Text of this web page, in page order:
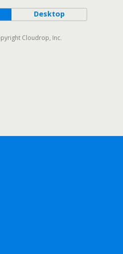
Desktop
Cloudrop, Inc.